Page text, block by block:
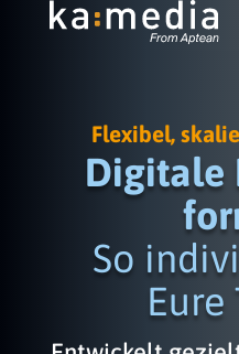
Flexibel,
So
Eure